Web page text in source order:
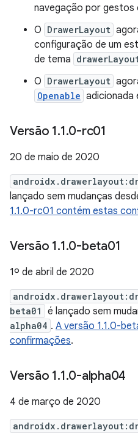
navegação por gestos
O DrawerLayout
configuração de um
de tema
O DrawerLayout
Openable adicionada
Versão 1.1.0-rc01
20 de maio de 2020
lançado sem mudanças
1.1.0-rc01 contém estas
Versão 1.1.0-beta01
1º de abril de 2020
beta01
é lançado sem
alpha04 . A versão 1.1.0-
confirmações.
Versão 1.1.0-alpha04
4 de março de 2020